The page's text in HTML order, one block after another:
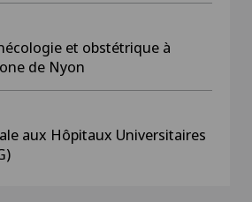
et obstétrique à
de Nyon
aux Hôpitaux Universitaires